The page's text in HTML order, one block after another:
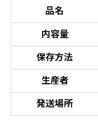
品名
内容量
保存方法
生産者
発送場所